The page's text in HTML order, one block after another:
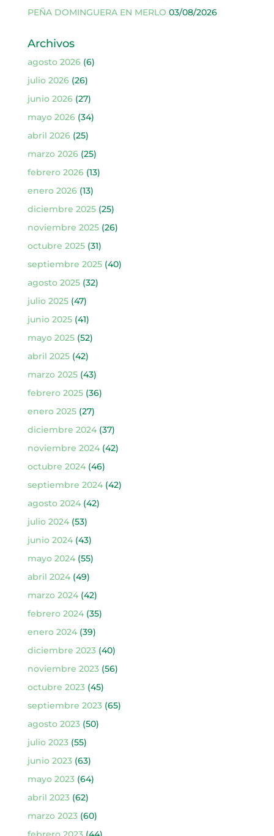
PEÑA DOMINGUERA EN MERLO 03/08/2026
Archivos
agosto 2026(6)
julio 2026(26)
junio 2026(27)
mayo 2026(34)
abril 2026(25)
marzo 2026(25)
febrero 2026(13)
enero 2026(13)
diciembre 2025(25)
noviembre 2025(26)
octubre 2025(31)
septiembre 2025(40)
agosto 2025(32)
julio 2025(47)
junio 2025(41)
mayo 2025(52)
abril 2025(42)
marzo 2025(43)
febrero 2025(36)
enero 2025(27)
diciembre 2024(37)
noviembre 2024(42)
octubre 2024(46)
septiembre 2024(42)
agosto 2024(42)
julio 2024(53)
junio 2024(43)
mayo 2024(55)
abril 2024(49)
marzo 2024(42)
febrero 2024(35)
enero 2024(39)
diciembre 2023(40)
noviembre 2023(56)
octubre 2023(45)
septiembre 2023(65)
agosto 2023(50)
julio 2023(55)
junio 2023(63)
mayo 2023(64)
abril 2023(62)
marzo 2023(60)